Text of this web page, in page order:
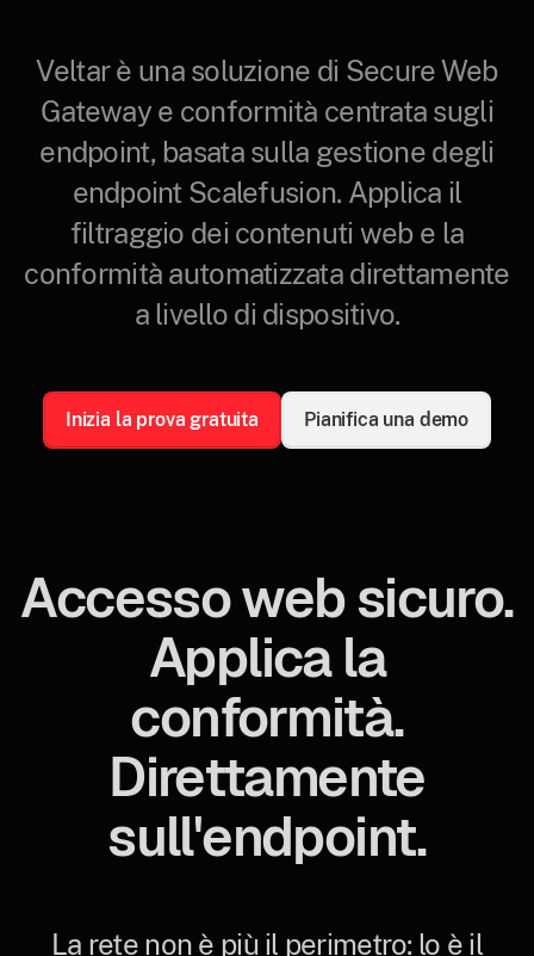
Veltar è una soluzione di Secure Web
Gateway e conformità centrata sugli
endpoint, basata sulla gestione degli
endpoint Scalefusion. Applica il
filtraggio dei contenuti web e la
conformità automatizzata direttamente
a livello di dispositivo.
Inizia la prova gratuita Pianifica una demo
Accesso web sicuro.
Applica la
conformità.
Direttamente
sull'endpoint.
La rete non è più il perimetro: lo è il